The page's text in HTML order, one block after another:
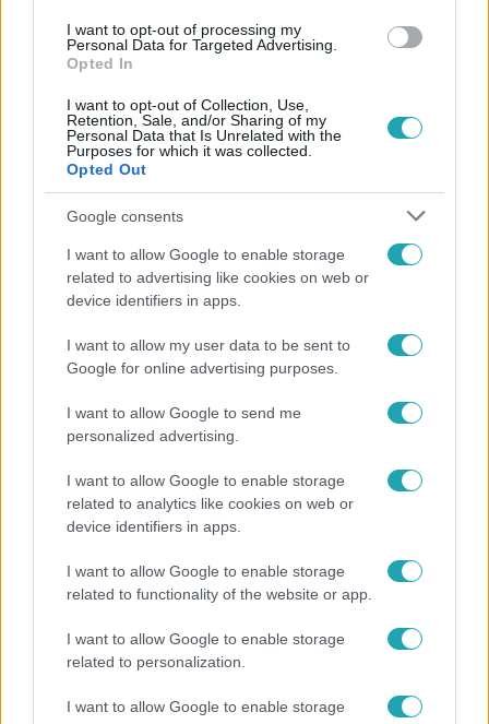
I want to opt-out of processing my
Personal Data for Targeted Advertising.
Opted In
I want to opt-out of Collection, Use,
Retention, Sale, and/or Sharing of my
Personal Data that Is Unrelated with the
Purposes for which it was collected.
Opted Out
Google consents
I want to allow Google to enable storage
related to advertising like cookies on web or
device identifiers in apps.
I want to allow my user data to be sent to
Google for online advertising purposes.
I want to allow Google to send me
personalized advertising.
I want to allow Google to enable storage
related to analytics like cookies on web or
device identifiers in apps.
I want to allow Google to enable storage
related to functionality of the website or app.
I want to allow Google to enable storage
related to personalization.
I want to allow Google to enable storage
Reggeli
Átvonul a hidegfront az országon – így alakul a
hőmérséklet a hét második felében
Reggeli
„Ha olyan ember keresne meg, akkor sem